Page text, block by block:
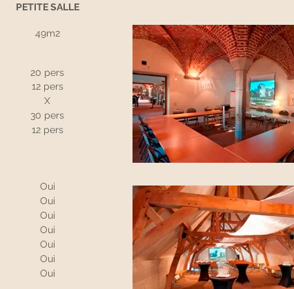
PETITE SALLE
49m2
20 pers
12 pers
X
30 pers
12 pers
Oui
Oui
Oui
Oui
Oui
Oui
Oui